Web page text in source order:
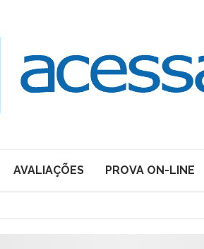
AVALIAÇÕES PROVA ON-LINE